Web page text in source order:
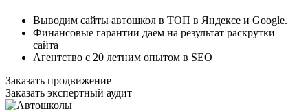
Выводим сайты автошкол в ТОП в Яндексе и Google.
Финансовые гарантии даем на результат раскрутки
сайта
Агентство с 20 летним опытом в SEO
Заказать продвижение
Заказать экспертный аудит